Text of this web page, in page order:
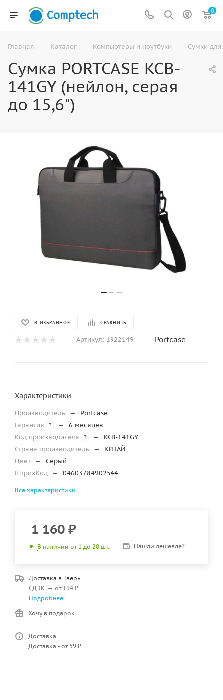
0
Главная — Каталог — Компьютеры и ноутбуки — Сумки для
Сумка PORTCASE KCB-
141GY (нейлон, серая
до 15,6")
В ИЗБРАННОЕ СРАВНИТЬ
Артикул: 1922149 Portcase
Характеристики
Производитель —
Portcase
Гарантия
? —
6 месяцев
Код производителя
? —
KCB-141GY
Страна производитель —
КИТАЙ
Цвет —
Серый
ШтрихКод — 04603784902544
Все характеристики
1 160 ₽
В наличии от 1 до 20 шт. Нашли дешевле?
Доставка в Тверь
СДЭК — от 194 ₽
Подробнее
Хочу в подарок
Доставка
Доставка - от 59 ₽